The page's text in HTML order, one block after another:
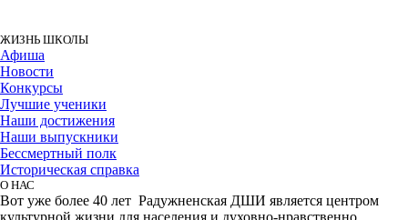
ЖИЗНЬ ШКОЛЫ
Афиша
Новости
Конкурсы
Лучшие ученики
Наши достижения
Наши выпускники
Бессмертный полк
Историческая справка
О НАС
Вот уже более 40 лет Радужненская ДШИ является центром
культурной жизни для населения и духовно-нравственно